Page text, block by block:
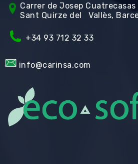
Carrer de Josep
Sant Quirze del Vallès,
+34 93 712 32 33
info@carinsa.com